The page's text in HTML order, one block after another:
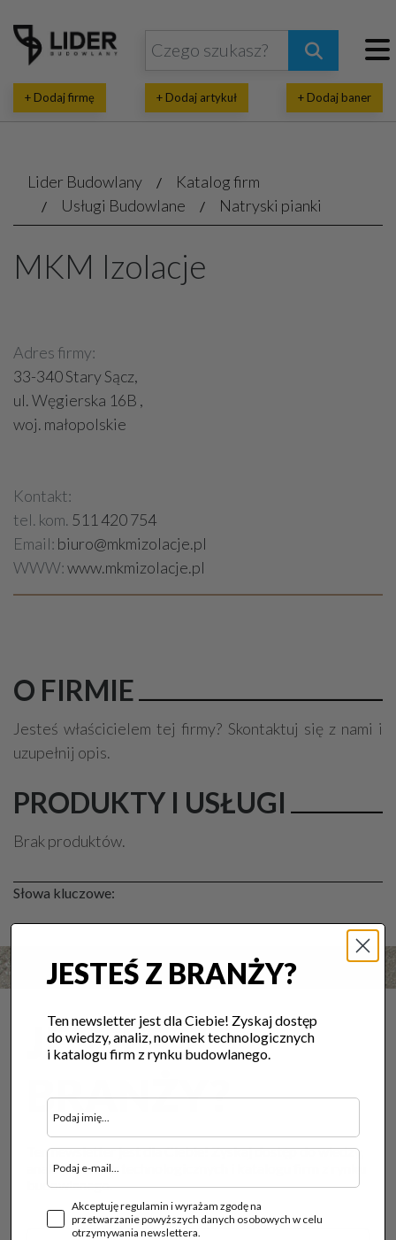
+ Dodaj firmę + Dodaj artykuł + Dodaj baner
Lider Budowlany
Katalog firm
Usługi Budowlane
Natryski pianki
MKM Izolacje
Adres firmy:
33-340 Stary Sącz,
ul. Węgierska 16B ,
woj. małopolskie
Kontakt:
tel. kom. 511 420 754
Email: biuro@mkmizolacje.pl
WWW:www.mkmizolacje.pl
O FIRMIE
Jesteś właścicielem tej firmy? Skontaktuj się z nami i
uzupełnij opis.
PRODUKTY I USŁUGI
Brak produktów.
Słowa kluczowe:
JESTEŚ Z
BRANŻY?
Ten newsletter jest dla Ciebie! Zyskaj dostęp do wiedzy,
analiz, nowinek technologicznych i katalogu firm z rynku
budowlanego.
JESTEŚ Z BRANŻY?
Ten newsletter jest dla Ciebie! Zyskaj dostęp
do wiedzy, analiz, nowinek technologicznych
i katalogu firm z rynku budowlanego.
Akceptuję regulamin i wyrażam zgodę na
przetwarzanie powyższych danych osobowych w celu
otrzymywania newslettera.